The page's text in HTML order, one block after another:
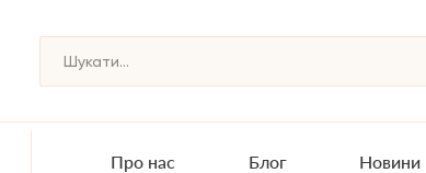
Про нас Блог Новини